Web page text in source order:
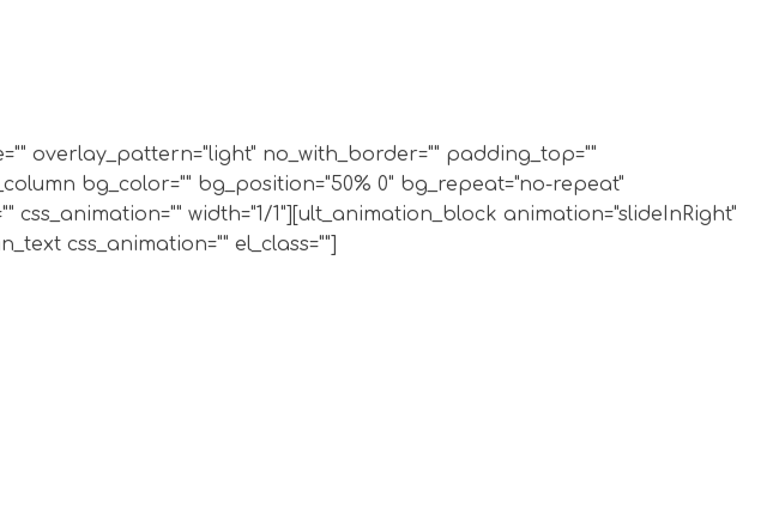
overlay_pattern="light" no_with_border="" padding_top=""
bg_color="" bg_position="50% 0" bg_repeat="no-repeat"
width="1/1"][ult_animation_block animation="slideInRight"
css_animation="" el_class=""]